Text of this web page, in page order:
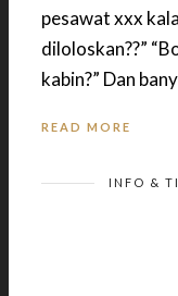
pesawat xxx
diloloskan??”
kabin?” Dan
READ MORE
INFO &